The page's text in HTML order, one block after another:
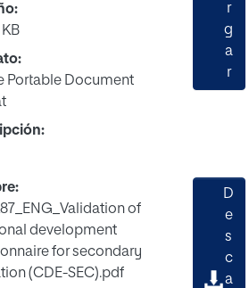
KB
Portable Document
r
g
a
r
of
development
for secondary
(CDE-SEC).pdf
D
e
s
c
a